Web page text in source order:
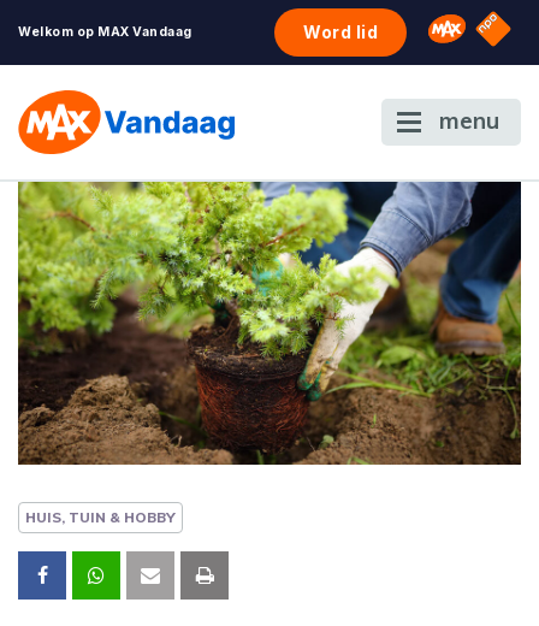
Welkom op MAX Vandaag Word lid Omroep
NPO
menu
HUIS, TUIN & HOBBY